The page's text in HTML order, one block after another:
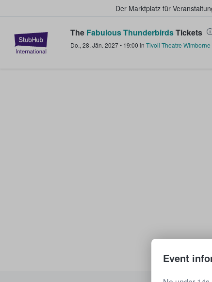
Der Marktplatz für
StubHub - Wo Fans Tickets
The Fabulous ThunderbirdsTickets
Do., 28. Jän. 2027• 19:00 in Tivoli Theatre Wimborne
Event